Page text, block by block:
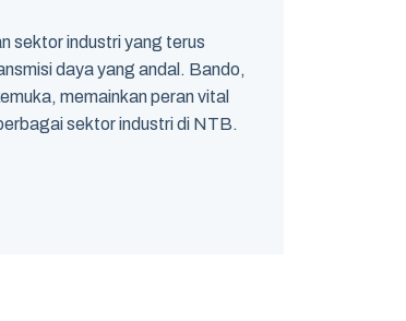
sektor industri yang terus
daya yang andal. Bando,
memainkan peran vital
sektor industri di NTB.